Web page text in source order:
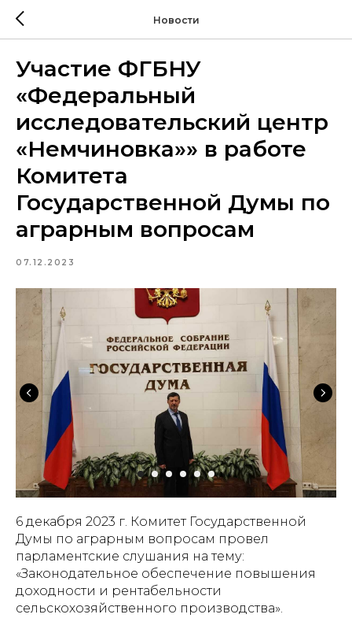
Новости
Участие ФГБНУ
«Федеральный
исследовательский центр
«Немчиновка»» в работе
Комитета
Государственной Думы по
аграрным вопросам
07.12.2023
6 декабря 2023 г. Комитет Государственной
Думы по аграрным вопросам провел
парламентские слушания на тему:
«Законодательное обеспечение повышения
доходности и рентабельности
сельскохозяйственного производства».